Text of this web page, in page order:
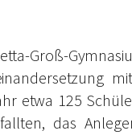
Groß-
etwa 125
das